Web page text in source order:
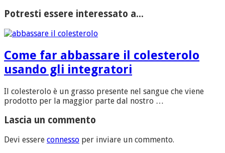
Potresti essere interessato a...
Come far abbassare il colesterolo
usando gli integratori
Il colesterolo è un grasso presente nel sangue che viene
prodotto per la maggior parte dal nostro …
Lascia un commento
Devi essere connesso per inviare un commento.